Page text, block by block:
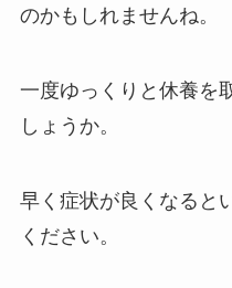
のかもしれませんね。
一度ゆっくりと休養を
しょうか。
早く症状が良くなると
ください。